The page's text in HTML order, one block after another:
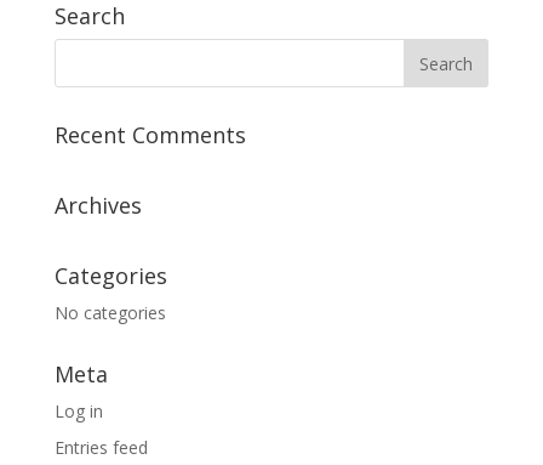
Search
Recent Comments
Archives
Categories
No categories
Meta
Log in
Entries feed